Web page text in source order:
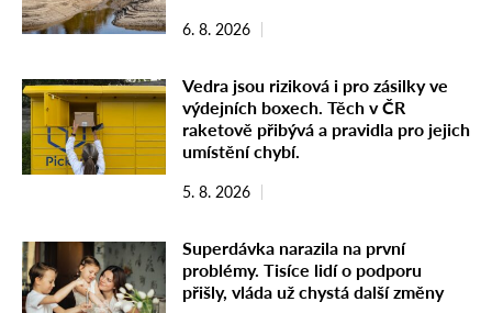
6. 8. 2026
Vedra jsou riziková i pro zásilky ve
výdejních boxech. Těch v ČR
raketově přibývá a pravidla pro jejich
umístění chybí.
5. 8. 2026
Superdávka narazila na první
problémy. Tisíce lidí o podporu
přišly, vláda už chystá další změny